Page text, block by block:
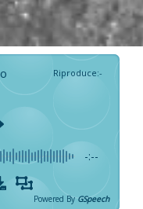
Riproduce:-
-:--
Powered By GSpeech